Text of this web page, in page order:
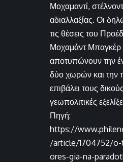
Μοχαμαντί,
αδιαλλαξίας. Οι
τις θέσεις του
Μοχαμάντ Μπαγκέρ
αποτυπώνουν την
δύο χωρών και την
επιβάλει τους
γεωπολιτικές
Πηγή:
https://
/article/1704752/
ores-gia-na-